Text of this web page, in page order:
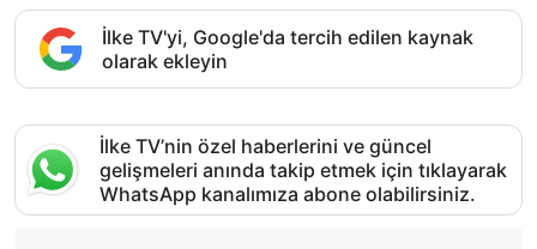
İlke TV'yi, Google'da tercih edilen kaynak
olarak ekleyin
İlke TV’nin özel haberlerini ve güncel
gelişmeleri anında takip etmek için tıklayarak
WhatsApp kanalımıza abone olabilirsiniz.